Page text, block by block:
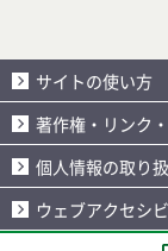
サイトの使い方
著作権・リンク
個人情報の取り
ウェブアクセシ